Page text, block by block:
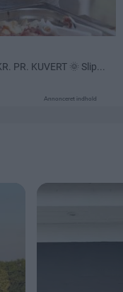
Annonceret indhold